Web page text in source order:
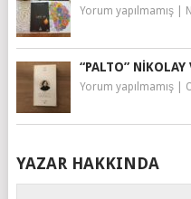
Yorum yapılmamış|
“PALTO”
Yorum yapılmamış|
YAZAR HAKKINDA